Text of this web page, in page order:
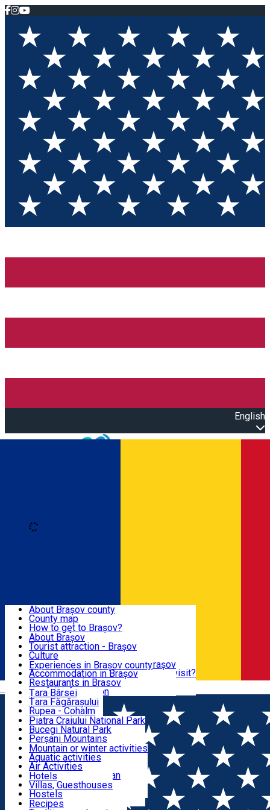
English
Română
BRAȘOV
EXPERIENCES
DESTINATIONS
NATURE
ACTIVE TOURISM
ACCOMMODATION
CULTURAL HERITAGE
About Brașov county
County map
How to get to Brașov?
Tourist Information Centers
Tourist Guides
Brașov Tourism Recommendations
Historical tourist attractions
What would a local recommend to visit?
Tourism news Brașov
Restaurants
About Brașov
Tourist attraction - Brașov
Culture
Tourist Information Center - Brașov
Accommodation in Brașov
Restaurants in Brasov
Usefull information
Experiences in Brașov county
Țara Bârsei
Țara Făgărașului
Rupea - Cohalm
ECO Destinations
Piatra Craiului National Park
Bucegi Natural Park
Perșani Mountains
Făgăraș Mountains
Postăvarul Peak
Măgura Codlei
Ciucaș Mountains
Protected areas
Other natural attractions
Speoturism
Mountain or winter activities
Aquatic activities
Air Activities
Adventure, Equestrian
Cycling, Running
Other activities
Hotels
Villas, Guesthouses
Hostels
Cottages
Recipes